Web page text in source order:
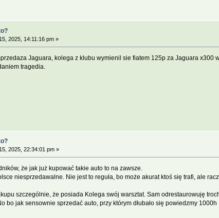
2025, 14:11:16 pm »
Jaguara, kolega z klubu wymienil sie fiatem 125p za Jaguara x300
tragedia.
2025, 22:34:01 pm »
że jak już kupować takie auto to na zawsze.
niesprzedawalne. Nie jest to reguła, bo może akurat ktoś się trafi, ale
szczególnie, że posiada Kolega swój warsztat. Sam odrestaurowuję
bo jak sensownie sprzedać auto, przy którym dłubało się powiedzmy 1000h